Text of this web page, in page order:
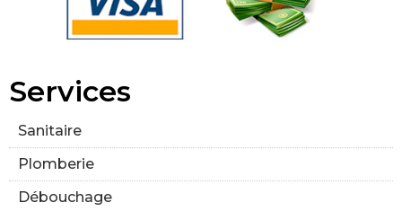
Services
Sanitaire
Plomberie
Débouchage